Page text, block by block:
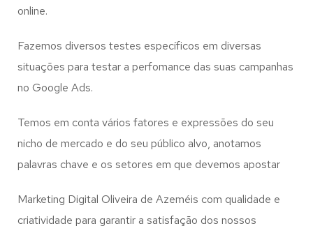
online.
Fazemos diversos testes específicos em diversas
situações para testar a perfomance das suas campanhas
no Google Ads.
Temos em conta vários fatores e expressões do seu
nicho de mercado e do seu público alvo, anotamos
palavras chave e os setores em que devemos apostar
Marketing Digital Oliveira de Azeméis com qualidade e
criatividade para garantir a satisfação dos nossos